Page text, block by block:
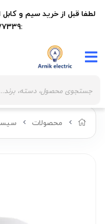
محصولات
لطفا قبل از خرید سیم و
:09124277339-02155356279